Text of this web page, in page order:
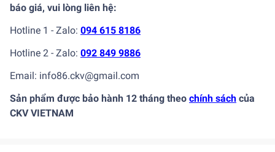
báo giá, vui lòng liên hệ:
Hotline 1 - Zalo: 094 615 8186
Hotline 2 - Zalo: 092 849 9886
Email: info86.ckv@gmail.com
Sản phẩm được bảo hành 12 tháng theo chính sách của
CKV VIETNAM